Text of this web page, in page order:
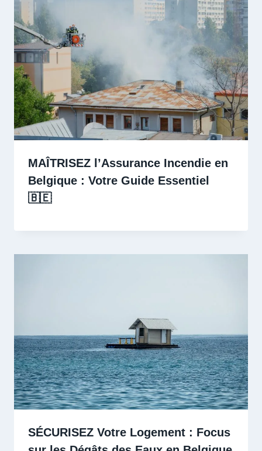
MAÎTRISEZ l’Assurance Incendie en
Belgique : Votre Guide Essentiel
🇧🇪
SÉCURISEZ Votre Logement : Focus